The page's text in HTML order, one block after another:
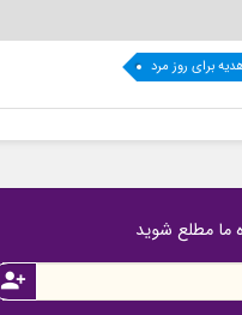
برای روز مرد
ما مطلع شوید
person_add